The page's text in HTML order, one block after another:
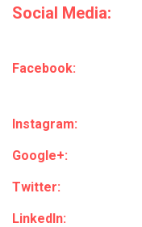
Social Media:
Facebook:
Instagram:
Google+:
Twitter:
LinkedIn: